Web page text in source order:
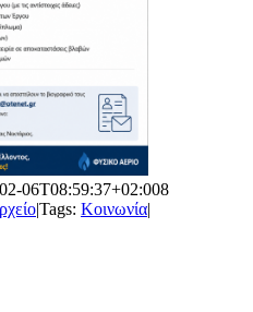
06T08:59:37+02:008
|Tags: Κοινωνία|